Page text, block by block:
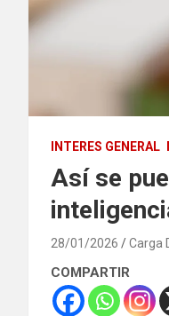
INTERES GENERAL
Así se
28/01/2026 Carga
COMPARTIR